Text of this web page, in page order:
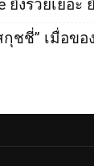
ยิ่งรวยเยอะ
กุชชี่” เมื่อข